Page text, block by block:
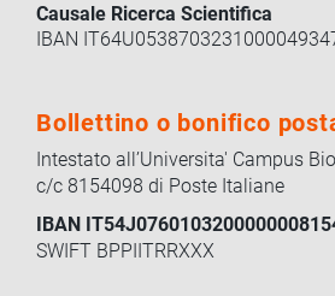
Causale Ricerca Scientifica
IBAN
Bollettino o bonifico
Intestato all’Universita' Campus
c/c 8154098 di Poste Italiane
IBAN
SWIFT BPPIITRRXXX